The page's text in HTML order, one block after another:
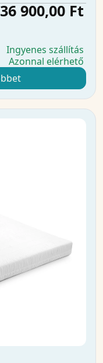
36 900,00 Ft
Ingyenes szállítás
Azonnal elérhető